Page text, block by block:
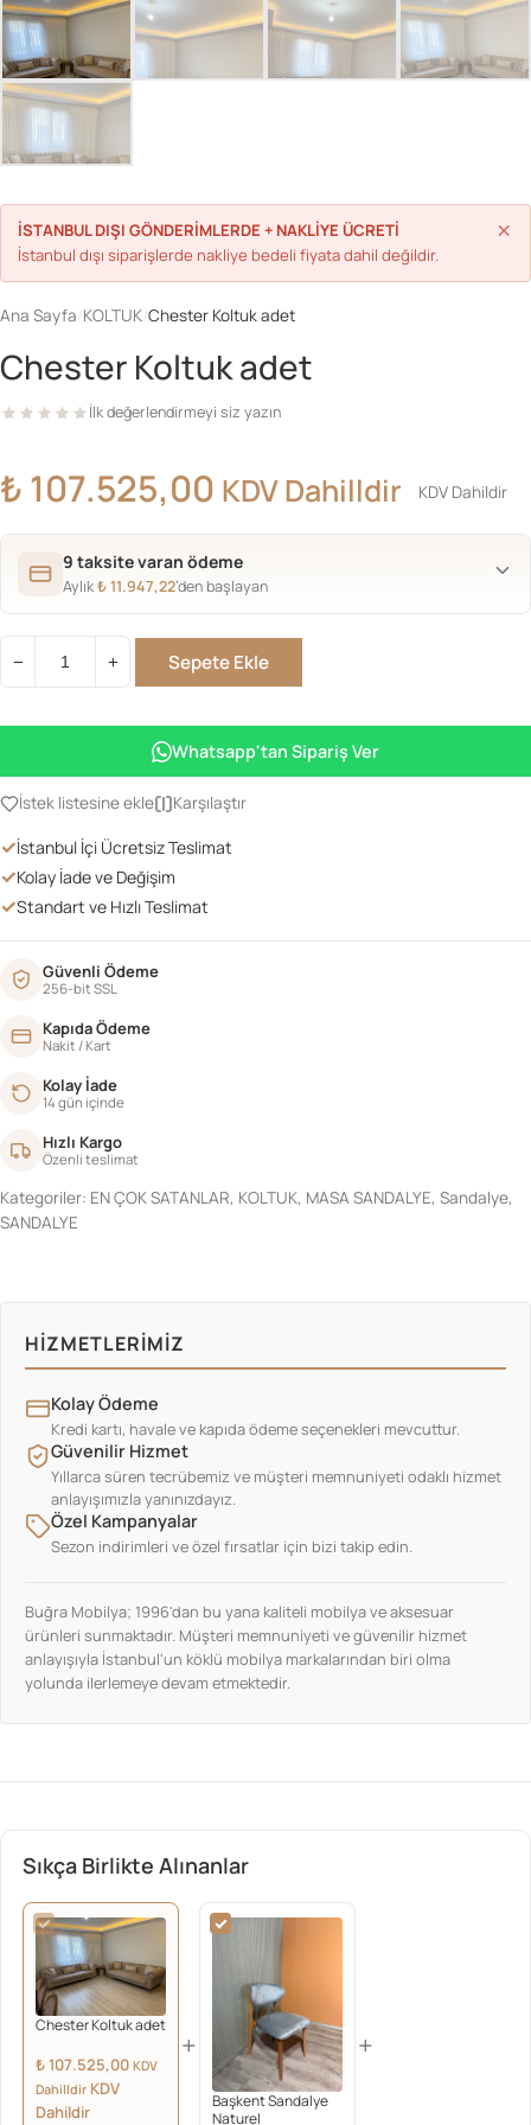
İSTANBUL DIŞI GÖNDERİMLERDE + NAKLİYE ÜCRETİ
İstanbul dışı siparişlerde nakliye bedeli fiyata dahil değildir.
×
Ana Sayfa KOLTUK Chester Koltuk adet
Chester Koltuk adet
İlk değerlendirmeyi siz yazın
₺107.525,00 KDV Dahilldir KDV Dahildir
9 taksite varan ödeme
Aylık₺11.947,22’den başlayan
−
Chester
adet
+ Sepete Ekle
Whatsapp'tan Sipariş Ver
İstek listesine ekle Karşılaştır
✓İstanbul İçi Ücretsiz Teslimat
✓Kolay İade ve Değişim
✓Standart ve Hızlı Teslimat
Güvenli Ödeme
256-bit SSL
Kapıda Ödeme
Nakit / Kart
Kolay İade
14 gün içinde
Hızlı Kargo
Özenli teslimat
Kategoriler: EN ÇOK SATANLAR, KOLTUK, MASA SANDALYE, Sandalye,
SANDALYE
HIZMETLERIMIZ
Kolay Ödeme
Kredi kartı, havale ve kapıda ödeme seçenekleri mevcuttur.
Güvenilir Hizmet
Yıllarca süren tecrübemiz ve müşteri memnuniyeti odaklı hizmet
anlayışımızla yanınızdayız.
Özel Kampanyalar
Sezon indirimleri ve özel fırsatlar için bizi takip edin.
Buğra Mobilya; 1996'dan bu yana kaliteli mobilya ve aksesuar
ürünleri sunmaktadır. Müşteri memnuniyeti ve güvenilir hizmet
anlayışıyla İstanbul'un köklü mobilya markalarından biri olma
yolunda ilerlemeye devam etmektedir.
Sıkça Birlikte Alınanlar
Chester Koltuk adet
₺107.525,00 KDV
Dahilldir KDV
Dahildir
+
Başkent Sandalye
Naturel
+